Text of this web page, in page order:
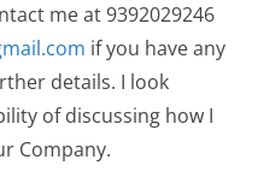
me at 9392029246
if you have any
details. I look
of discussing how I
Company.